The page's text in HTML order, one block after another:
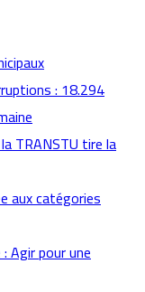
: 18.294
TRANSTU tire la
aux catégories
Agir pour une